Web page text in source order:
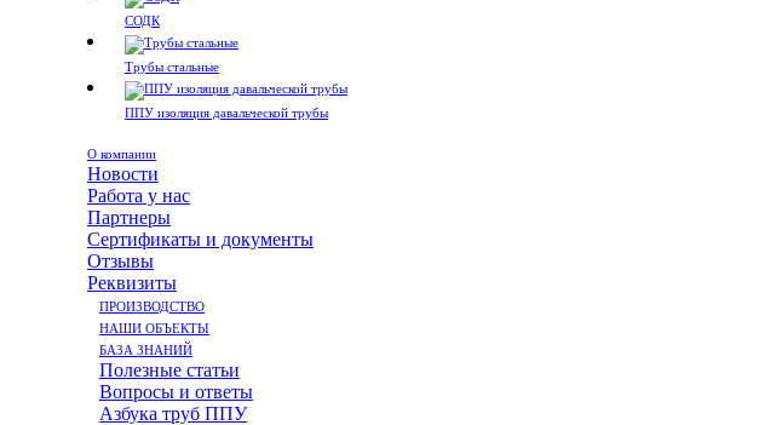
СОДК
Трубы стальные
ППУ изоляция давальческой трубы
О компании
Новости
Работа у нас
Партнеры
Сертификаты и документы
Отзывы
Реквизиты
ПРОИЗВОДСТВО
НАШИ ОБЪЕКТЫ
БАЗА ЗНАНИЙ
Полезные статьи
Вопросы и ответы
Азбука труб ППУ